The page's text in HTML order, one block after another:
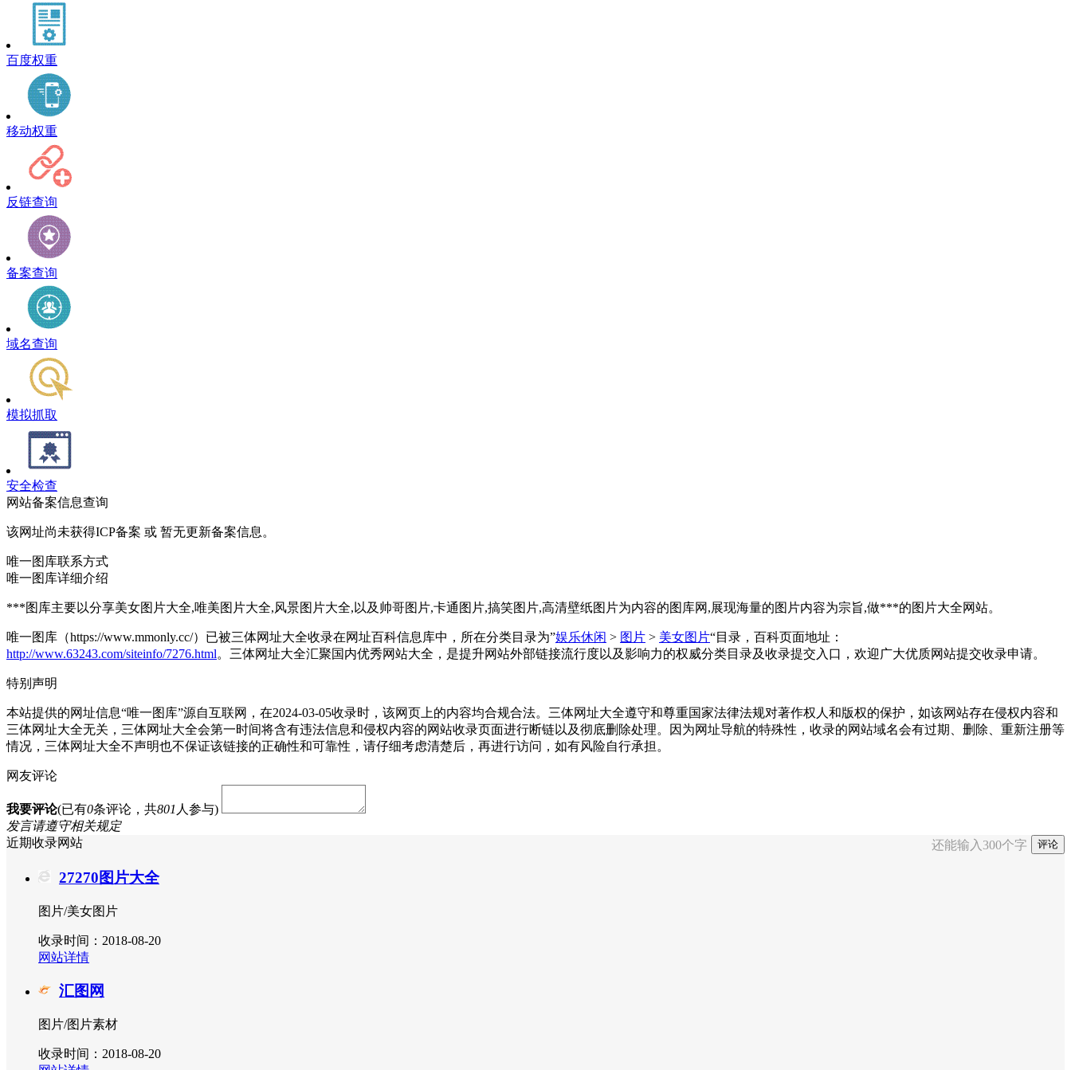
百度权重
移动权重
反链查询
备案查询
域名查询
模拟抓取
安全检查
网站备案信息查询
该网址尚未获得ICP备案 或 暂无更新备案信息。
唯一图库联系方式
唯一图库详细介绍
***图库主要以分享美女图片大全,唯美图片大全,风景图片大全,以及帅哥图片,卡通图片,搞笑图片,高清壁纸图片为内容的图库网,展现海量的图片内容为宗旨,做***的图片大全网站。
唯一图库（https://www.mmonly.cc/）已被三体网址大全收录在网址百科信息库中，所在分类目录为”娱乐休闲 > 图片 > 美女图片“目录，百科页面地址：
http://www.63243.com/siteinfo/7276.html。三体网址大全汇聚国内优秀网站大全，是提升网站外部链接流行度以及影响力的权威分类目录及收录提交入口，欢迎广大优质网站提交收录申请。
特别声明
本站提供的网址信息“唯一图库”源自互联网，在2024-03-05收录时，该网页上的内容均合规合法。三体网址大全遵守和尊重国家法律法规对著作权人和版权的保护，如该网站存在侵权内容和
三体网址大全无关，三体网址大全会第一时间将含有违法信息和侵权内容的网站收录页面进行断链以及彻底删除处理。因为网址导航的特殊性，收录的网站域名会有过期、删除、重新注册等
情况，三体网址大全不声明也不保证该链接的正确性和可靠性，请仔细考虑清楚后，再进行访问，如有风险自行承担。
网友评论
我要评论(已有0条评论，共801 人参与)
发言请遵守相关规定
还能输入 300个字
近期收录网站
27270图片大全
图片/美女图片
收录时间：2018-08-20
网站详情
汇图网
图片/图片素材
收录时间：2018-08-20